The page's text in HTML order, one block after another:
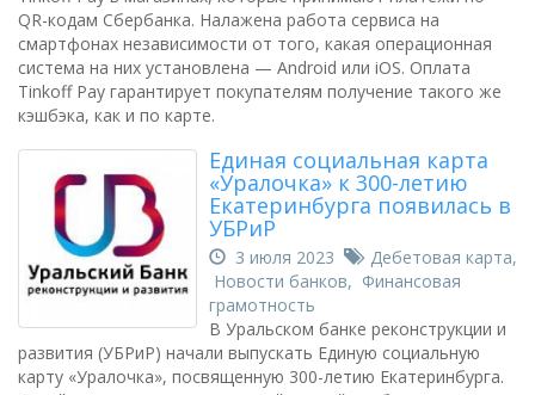
QR-кодам Сбербанка. Налажена работа сервиса на
смартфонах независимости от того, какая операционная
система на них установлена — Android или iOS. Оплата
Tinkoff Pay гарантирует покупателям получение такого же
кэшбэка, как и по карте.
Единая социальная карта
«Уралочка» к 300-летию
Екатеринбурга появилась в
УБРиР
3 июля 2023 Дебетовая карта,
Новости банков, Финансовая
грамотность
В Уральском банке реконструкции и
развития (УБРиР) начали выпускать Единую социальную
карту «Уралочка», посвященную 300-летию Екатеринбурга.